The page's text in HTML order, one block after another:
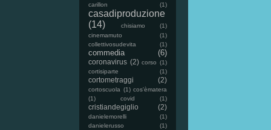
carillon (1)
casadiproduzione
(14)
chisiamo
(1)
cinemamuto
(1)
collettivosudevita
(1)
commedia (6)
coronavirus (2) corso (1)
cortisiparte
(1)
cortometraggi (2)
cortoscuola (1) cos'èmatera
(1)
covid (1)
cristiandegiglio (2)
danielemorelli
(1)
danielerusso
(1)